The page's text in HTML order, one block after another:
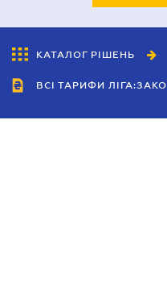
КАТАЛОГ РІШЕНЬ
ВСІ ТАРИФИ